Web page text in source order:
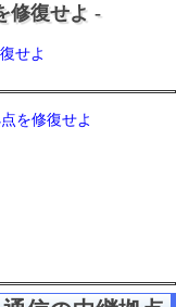
修復せよ -
せよ
を修復せよ